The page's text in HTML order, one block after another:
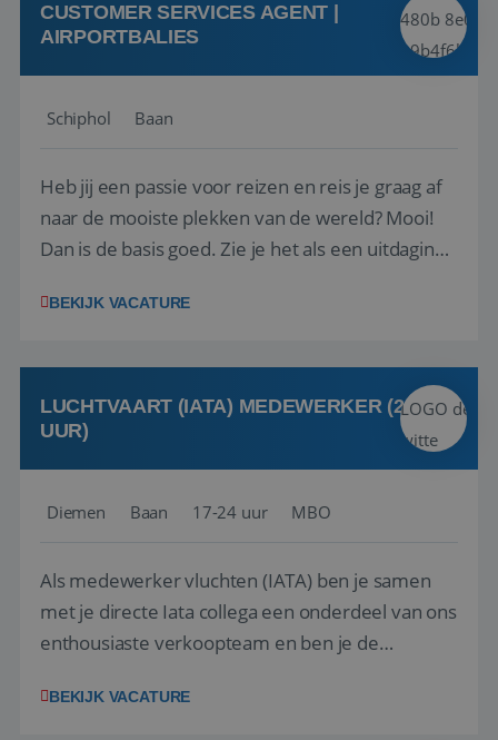
CUSTOMER SERVICES AGENT |
AIRPORTBALIES
Schiphol Baan
Heb jij een passie voor reizen en reis je graag af
naar de mooiste plekken van de wereld? Mooi!
Dan is de basis goed. Zie je het als een uitdaging
het samenstellen en boeken van de perfecte
deze onderdelen zijn nu samen gevoegd...
BEKIJK VACATURE
LUCHTVAART (IATA) MEDEWERKER (24-32
UUR)
Diemen Baan 17-24 uur MBO
Als medewerker vluchten (IATA) ben je samen
met je directe Iata collega een onderdeel van ons
enthousiaste verkoopteam en ben je de
en tarieven waar je collega’s niet uitkomen.
BEKIJK VACATURE